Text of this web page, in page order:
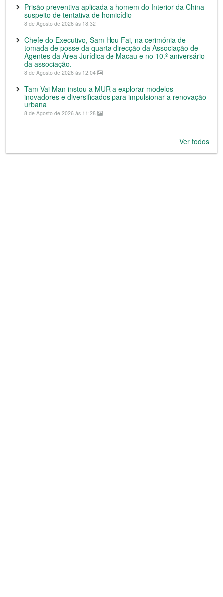
Prisão preventiva aplicada a homem do Interior da China
suspeito de tentativa de homicídio
8 de Agosto de 2026 às 18:32
Chefe do Executivo, Sam Hou Fai, na cerimónia de
tomada de posse da quarta direcção da Associação de
Agentes da Área Jurídica de Macau e no 10.º aniversário
da associação.
8 de Agosto de 2026 às 12:04
Tam Vai Man instou a MUR a explorar modelos
inovadores e diversificados para impulsionar a renovação
urbana
8 de Agosto de 2026 às 11:28
Ver todos